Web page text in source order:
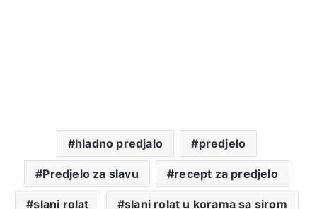
hladno predjalo predjelo
Predjelo za slavu recept za predjelo
slani rolat slani rolat u korama sa sirom